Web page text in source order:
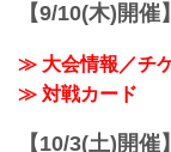
【9/10(木)開
≫ 大会情報／チ
≫ 対戦カード
【10/3(土)開